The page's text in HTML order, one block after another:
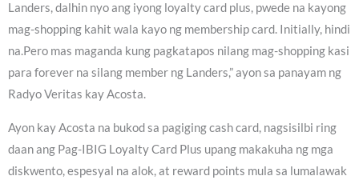
Landers, dalhin nyo ang iyong loyalty card plus, pwede na kayong
mag-shopping kahit wala kayo ng membership card. Initially, hindi
na.Pero mas maganda kung pagkatapos nilang mag-shopping kasi
para forever na silang member ng Landers,” ayon sa panayam ng
Radyo Veritas kay Acosta.
Ayon kay Acosta na bukod sa pagiging cash card, nagsisilbi ring
daan ang Pag-IBIG Loyalty Card Plus upang makakuha ng mga
diskwento, espesyal na alok, at reward points mula sa lumalawak